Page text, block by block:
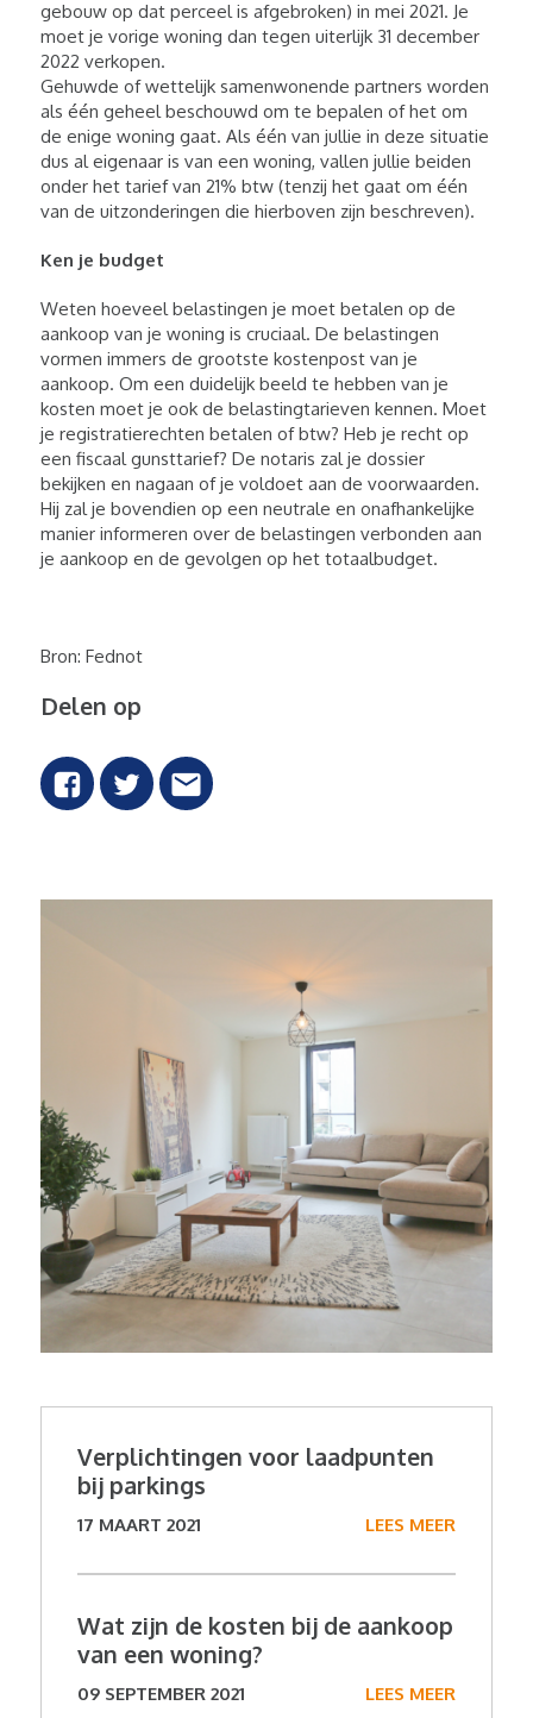
gebouw op dat perceel is afgebroken) in mei 2021. Je
moet je vorige woning dan tegen uiterlijk 31 december
2022 verkopen.
Gehuwde of wettelijk samenwonende partners worden
als één geheel beschouwd om te bepalen of het om
de enige woning gaat. Als één van jullie in deze situatie
dus al eigenaar is van een woning, vallen jullie beiden
onder het tarief van 21% btw (tenzij het gaat om één
van de uitzonderingen die hierboven zijn beschreven).
Ken je budget
Weten hoeveel belastingen je moet betalen op de
aankoop van je woning is cruciaal. De belastingen
vormen immers de grootste kostenpost van je
aankoop. Om een duidelijk beeld te hebben van je
kosten moet je ook de belastingtarieven kennen. Moet
je registratierechten betalen of btw? Heb je recht op
een fiscaal gunsttarief? De notaris zal je dossier
bekijken en nagaan of je voldoet aan de voorwaarden.
Hij zal je bovendien op een neutrale en onafhankelijke
manier informeren over de belastingen verbonden aan
je aankoop en de gevolgen op het totaalbudget.
Bron: Fednot
Delen op
Verplichtingen voor laadpunten
bij parkings
17 MAART 2021 LEES MEER
Wat zijn de kosten bij de aankoop
van een woning?
09 SEPTEMBER 2021 LEES MEER